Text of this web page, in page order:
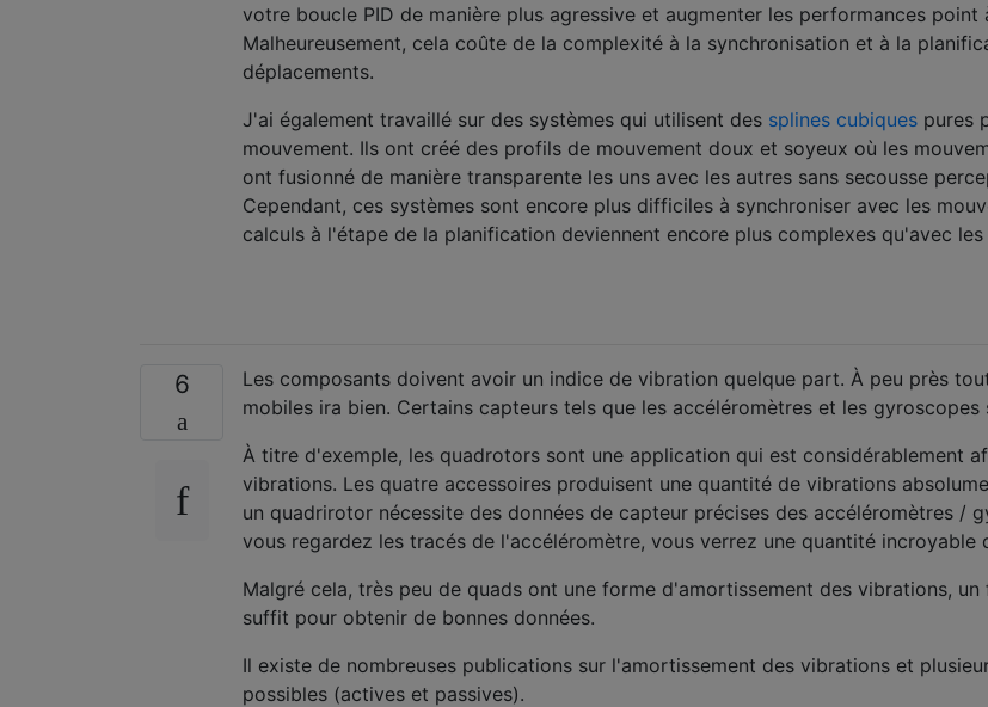
votre boucle PID de manière plus agressive et augmenter les performances point
Malheureusement, cela coûte de la complexité à la synchronisation et à la
déplacements.
J'ai également travaillé sur des systèmes qui utilisent des splines cubiques pures
mouvement. Ils ont créé des profils de mouvement doux et soyeux où les
ont fusionné de manière transparente les uns avec les autres sans secousse
Cependant, ces systèmes sont encore plus difficiles à synchroniser avec les
calculs à l'étape de la planification deviennent encore plus complexes qu'avec les
6
Les composants doivent avoir un indice de vibration quelque part. À peu près
mobiles ira bien. Certains capteurs tels que les accéléromètres et les gyroscopes
À titre d'exemple, les quadrotors sont une application qui est considérablement
vibrations. Les quatre accessoires produisent une quantité de vibrations
un quadrirotor nécessite des données de capteur précises des accéléromètres /
vous regardez les tracés de l'accéléromètre, vous verrez une quantité incroyable
Malgré cela, très peu de quads ont une forme d'amortissement des vibrations, un
suffit pour obtenir de bonnes données.
Il existe de nombreuses publications sur l'amortissement des vibrations et
possibles (actives et passives).